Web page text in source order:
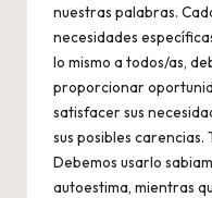
nuestras palabras.
necesidades
lo mismo a todos/as,
proporcionar
satisfacer sus
sus posibles carencias.
Debemos usarlo
autoestima, mientras